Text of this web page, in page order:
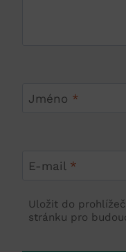
Jméno *
E-mail *
Uložit do
stránku pro